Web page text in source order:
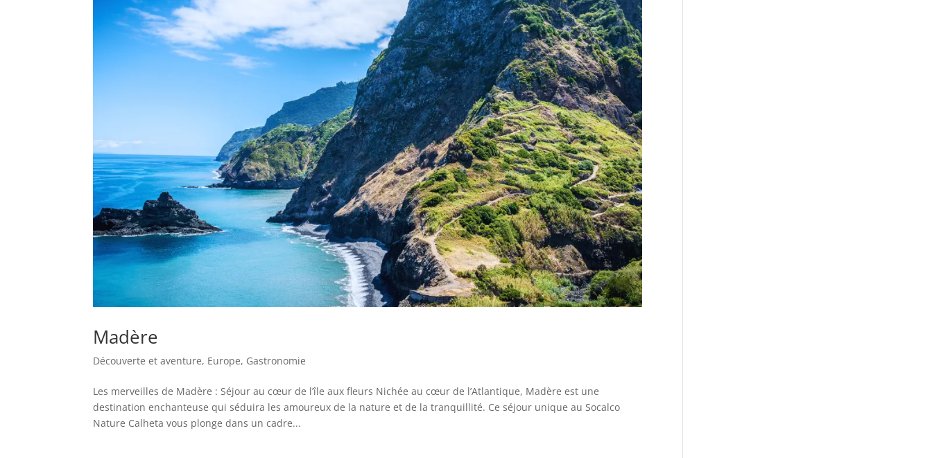
Madère
Découverte et aventure, Europe, Gastronomie
Les merveilles de Madère : Séjour au cœur de l’île aux fleurs Nichée au cœur de l’Atlantique, Madère est une
destination enchanteuse qui séduira les amoureux de la nature et de la tranquillité. Ce séjour unique au Socalco
Nature Calheta vous plonge dans un cadre...